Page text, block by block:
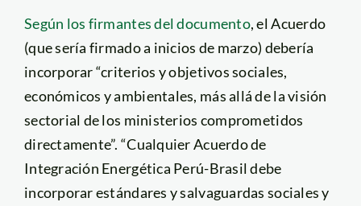
Según los firmantes del documento, el Acuerdo
(que sería firmado a inicios de marzo) debería
incorporar “criterios y objetivos sociales,
económicos y ambientales, más allá de la visión
sectorial de los ministerios comprometidos
directamente”. “Cualquier Acuerdo de
Integración Energética Perú-Brasil debe
incorporar estándares y salvaguardas sociales y